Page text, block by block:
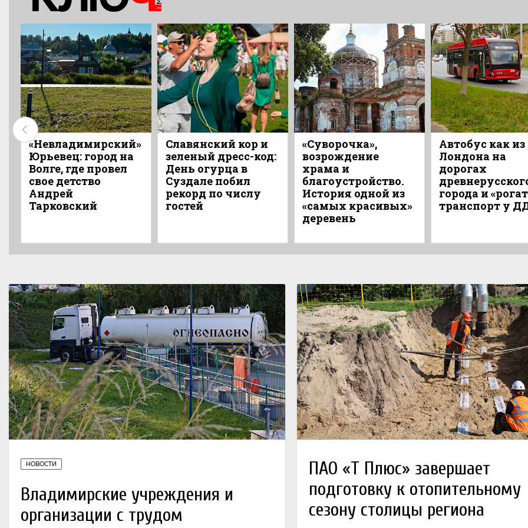
«Невладимирский»
Юрьевец: город на
Волге, где провел
свое детство
Андрей
Тарковский
Славянский кор и
зеленый дресс-код:
День огурца в
Суздале побил
рекорд по числу
гостей
«Суворочка»,
возрождение
храма и
благоустройство.
История одной из
«самых красивых»
деревень
Автобус как из
Лондона на
дорогах
города и
транспорт у
НОВОСТИ
Владимирские учреждения и
организации с трудом
ПАО «Т Плюс» завершает
подготовку к отопительному
сезону столицы региона